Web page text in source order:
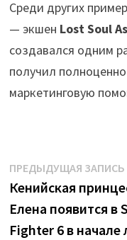
Среди других
— экшен Lost Soul
создавался одним
получил
маркетинговую
Навигация
по
записям
ПРЕДЫДУЩАЯ ЗАПИСЬ
Кенийская
Елена появится в
Fighter 6 в начале